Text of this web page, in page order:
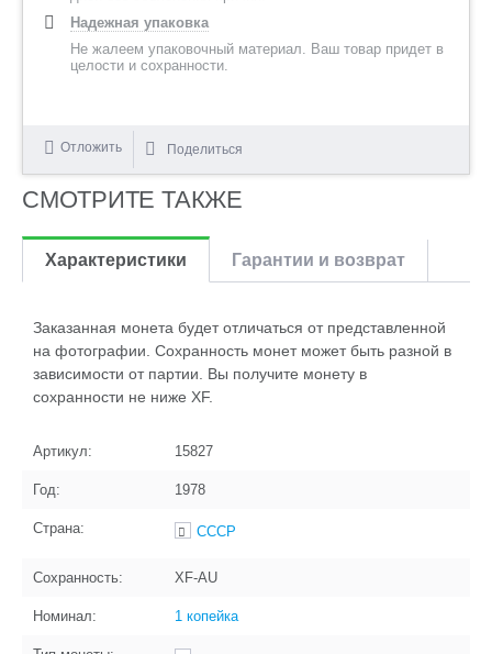
Надежная упаковка
Не жалеем упаковочный материал. Ваш товар придет в
целости и сохранности.
Отложить Поделиться
СМОТРИТЕ ТАКЖЕ
Характеристики Гарантии и возврат
Заказанная монета будет отличаться от представленной
на фотографии. Сохранность монет может быть разной в
зависимости от партии. Вы получите монету в
сохранности не ниже XF.
Артикул: 15827
Год: 1978
Страна: СССР
Сохранность: XF-AU
Номинал: 1 копейка